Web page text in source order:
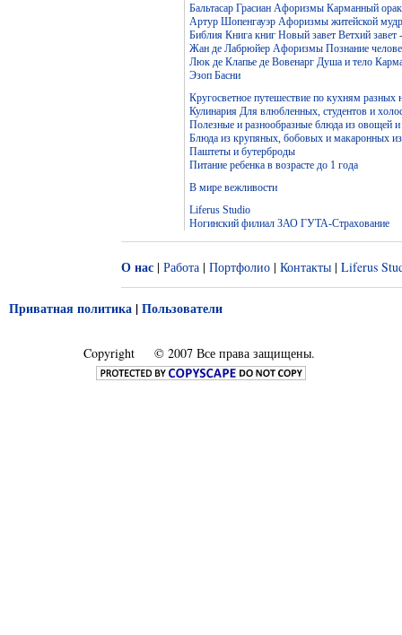
Бальтасар Грасиан Афоризмы Карманный
Артур Шопенгауэр Афоризмы житейской
Библия Книга книг Новый завет Ветхий завет
Жан де Лабрюйер Афоризмы Познание
Люк де Клапье де Вовенарг Душа и тело
Эзоп Басни
Кругосветное путешествие по кухням разных
Кулинария Для влюбленных, студентов и
Полезные и разнообразные блюда из овощей
Блюда из крупяных, бобовых и макаронных
Паштеты и бутерброды
Питание ребенка в возрасте до 1 года
В мире вежливости
Liferus Studio
Ногинский филиал ЗАО ГУТА-Страхование
О нас | Работа | Портфолио | Контакты | Liferus
Приватная политика |Пользователи
Copyright © 2007 Все права защищены.